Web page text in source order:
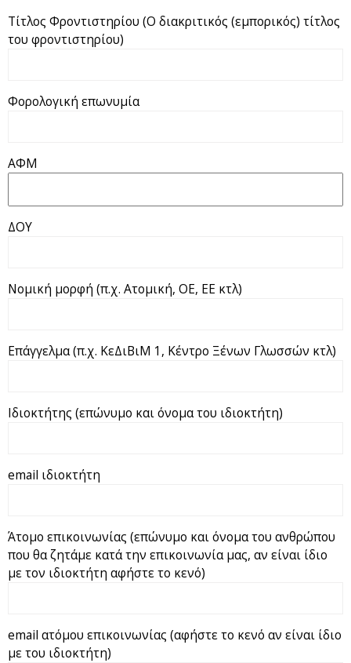
Τίτλος Φροντιστηρίου (Ο διακριτικός (εμπορικός) τίτλος
του φροντιστηρίου)
Φορολογική επωνυμία
ΑΦΜ
ΔΟΥ
Νομική μορφή (π.χ. Ατομική, ΟΕ, ΕΕ κτλ)
Επάγγελμα (π.χ. ΚεΔιΒιΜ 1, Κέντρο Ξένων Γλωσσών κτλ)
Ιδιοκτήτης (επώνυμο και όνομα του ιδιοκτήτη)
email ιδιοκτήτη
Άτομο επικοινωνίας (επώνυμο και όνομα του ανθρώπου
που θα ζητάμε κατά την επικοινωνία μας, αν είναι ίδιο
με τον ιδιοκτήτη αφήστε το κενό)
email ατόμου επικοινωνίας (αφήστε το κενό αν είναι ίδιο
με του ιδιοκτήτη)